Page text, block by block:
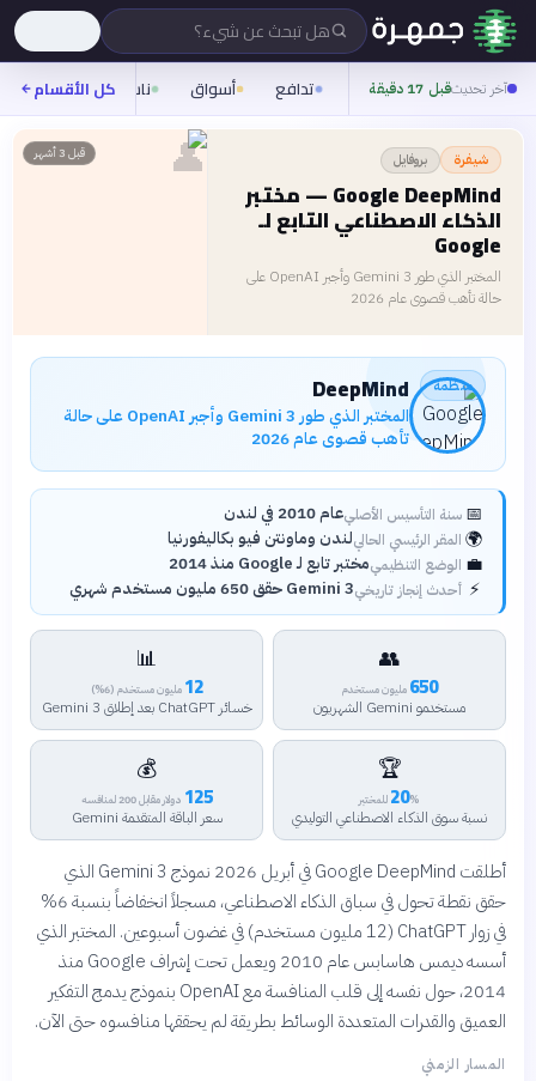
هل تبحث عن شيء؟
آخر تحديثقبل 17 دقيقة تدافع أسواق ناس روح
كل الأقسام
شيفرة بروفايل
Google DeepMind — مختبر
الذكاء الاصطناعي التابع لـ
Google
المختبر الذي طور Gemini 3 وأجبر OpenAI على
حالة تأهب قصوى عام 2026
قبل 3 أشهر 👤
منظمة DeepMind
المختبر الذي طور Gemini 3 وأجبر OpenAI على حالة
تأهب قصوى عام 2026
📅 سنة التأسيس الأصليعام 2010 في لندن
🌍 المقر الرئيسي الحاليلندن وماونتن فيو بكاليفورنيا
💼 الوضع التنظيميمختبر تابع لـ Google منذ 2014
⚡ أحدث إنجاز تاريخيGemini 3 حقق 650 مليون مستخدم شهري
👥
650 مليون مستخدم
مستخدمو Gemini الشهريون
📊
12 مليون مستخدم (6%)
خسائر ChatGPT بعد إطلاق Gemini 3
🏆
20% للمختبر
نسبة سوق الذكاء الاصطناعي التوليدي
💰
125 دولار مقابل 200 لمنافسه
سعر الباقة المتقدمة Gemini
أطلقت Google DeepMind في أبريل 2026 نموذج Gemini 3 الذي
حقق نقطة تحول في سباق الذكاء الاصطناعي، مسجلاً انخفاضاً بنسبة 6%
في زوار ChatGPT (12 مليون مستخدم) في غضون أسبوعين. المختبر الذي
أسسه ديمس هاسابس عام 2010 ويعمل تحت إشراف Google منذ
2014، حول نفسه إلى قلب المنافسة مع OpenAI بنموذج يدمج التفكير
العميق والقدرات المتعددة الوسائط بطريقة لم يحققها منافسوه حتى الآن.
المسار الزمني